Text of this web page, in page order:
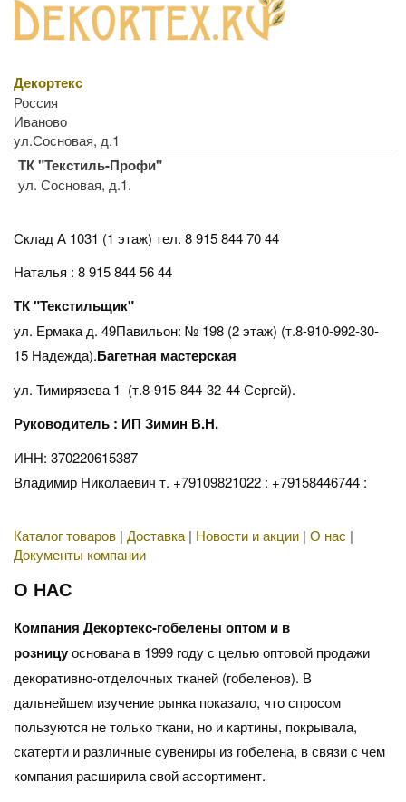
Декортекс
Россия
Иваново
ул.Сосновая, д.1
ТК "Текстиль-Профи"
ул. Сосновая, д.1.
Склад А 1031 (1 этаж) тел. 8 915 844 70 44
Наталья : 8 915 844 56 44
ТК "Текстильщик"
ул. Ермака д. 49Павильон: № 198 (2 этаж) (т.8-910-992-30-
15 Надежда).Багетная мастерская
ул. Тимирязева 1 (т.8-915-844-32-44 Сергей).
Руководитель : ИП Зимин В.Н.
ИНН: 370220615387
Владимир Николаевич т. +79109821022 : +79158446744 :
Каталог товаров | Доставка | Новости и акции | О нас |
Документы компании
О НАС
Компания Декортекс-гобелены оптом и в
розницуоснована в 1999 году с целью оптовой продажи
декоративно-отделочных тканей (гобеленов). В
дальнейшем изучение рынка показало, что спросом
пользуются не только ткани, но и картины, покрывала,
скатерти и различные сувениры из гобелена, в связи с чем
компания расширила свой ассортимент.